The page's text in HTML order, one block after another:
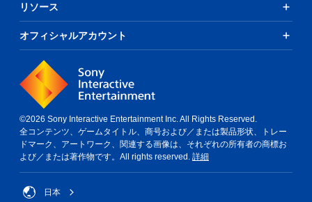
リソース
オフィシャルアカウント
©2026 Sony Interactive Entertainment Inc. All Rights Reserved.
全コンテンツ、ゲームタイトル、商号および／または製品形状、トレー
ドマーク、アートワーク、関連する画像は、それぞれの所有者の商標お
よび／または著作物です。All rights reserved. 詳細
日本